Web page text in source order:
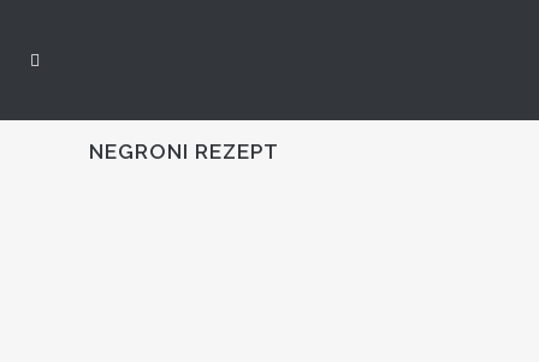
NEGRONI REZEPT